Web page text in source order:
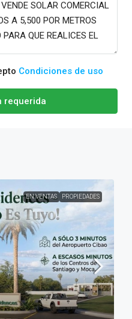
Condiciones de uso
requerida
EN VENTAS PROPIEDADES